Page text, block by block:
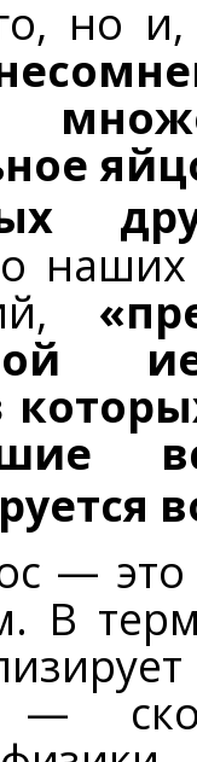
но
—
В
—